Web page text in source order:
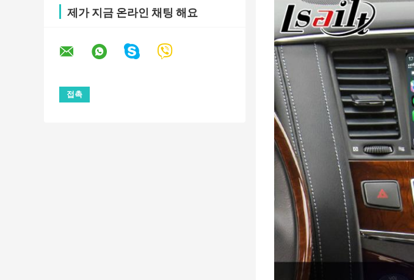
제가 지금 온라인 채팅 해요